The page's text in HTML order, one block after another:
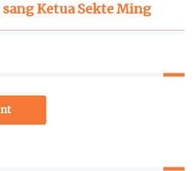
Ketua Sekte Ming